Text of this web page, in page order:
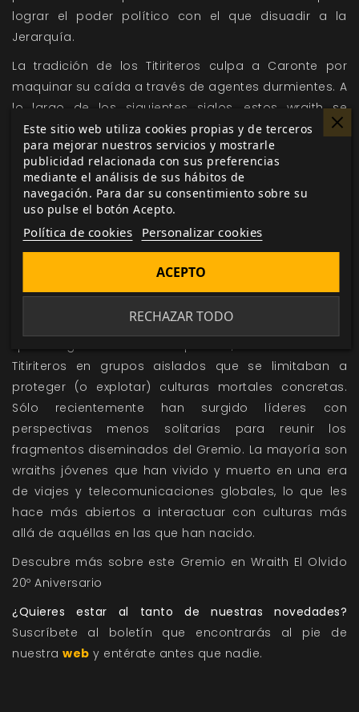
lograr el poder político con el que disuadir a la
Jerarquía.
La tradición de los Titiriteros culpa a Caronte por
maquinar su caída a través de agentes durmientes. A
lo largo de los siguientes siglos, estos wraith se
alzaron a posiciones de prominencia, y uno de ellos
llegó a alcanzar el liderazgo global del Gremio. Su
sabotaje deliberado durante la Guerra de los
Gremios socavó los esfuerzos de los Titiriteros e hizo
que se perdieran siglos de conocimientos en las
forjas de los Artesanos. Desapareció casi al final de la
guerra, al parecer, tras haber cumplido su misión.
líderes veteranos fue una traba. La Ruptura acabó lo
que la guerra había empezado, diseminó a los
Titiriteros en grupos aislados que se limitaban a
proteger (o explotar) culturas mortales concretas.
Sólo recientemente han surgido líderes con
perspectivas menos solitarias para reunir los
fragmentos diseminados del Gremio. La mayoría son
wraiths jóvenes que han vivido y muerto en una era
de viajes y telecomunicaciones globales, lo que les
hace más abiertos a interactuar con culturas más
allá de aquéllas en las que han nacido.
Descubre más sobre este Gremio en Wraith El Olvido
20º Aniversario
¿Quieres estar al tanto de nuestras novedades?
Suscríbete al boletín que encontrarás al pie de
nuestra web y entérate antes que nadie.
Este sitio web utiliza cookies propias y de terceros
para mejorar nuestros servicios y mostrarle
publicidad relacionada con sus preferencias
mediante el análisis de sus hábitos de
navegación. Para dar su consentimiento sobre su
uso pulse el botón Acepto.
Política de cookies Personalizar cookies
RECHAZAR TODO
ACEPTO